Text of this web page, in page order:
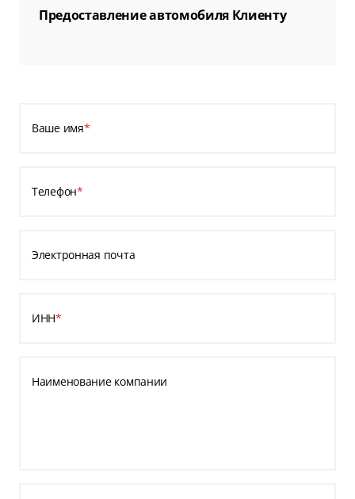
Предоставление автомобиля Клиенту
Ваше имя*
Телефон*
Электронная почта
ИНН*
Наименование компании